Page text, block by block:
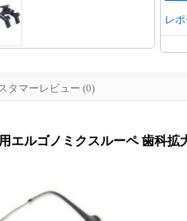
レ
タマーレビュー (0)
エルゴノミクスルーペ 歯科拡